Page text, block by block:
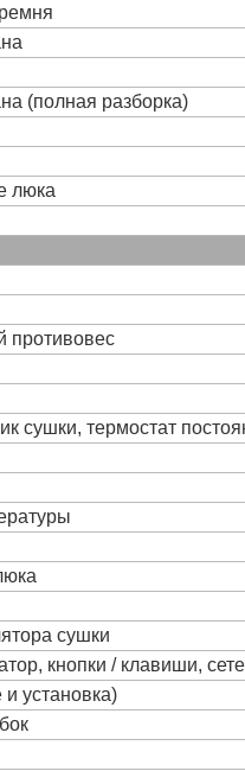
(полная разборка)
люка
противовес
сушки, термостат
сушки
кнопки / клавиши,
и установка)